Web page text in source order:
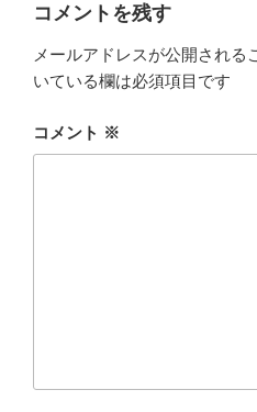
コメントを残す
メールアドレスが公開される
いている欄は必須項目です
コメント ※